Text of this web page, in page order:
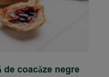
coacăze negre